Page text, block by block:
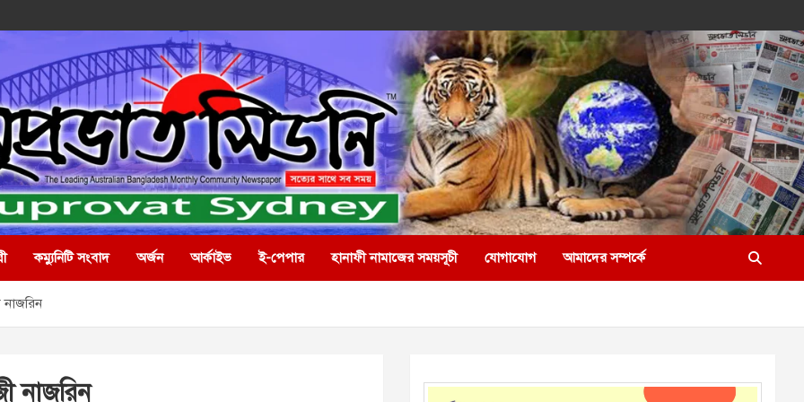
কম্যুনিটি সংবাদ অর্জন আর্কাইভ ই-পেপার হানাফী নামাজের সময়সূচী যোগাযোগ আমাদের সম্পর্কে
নাজরিন
নাজরিন